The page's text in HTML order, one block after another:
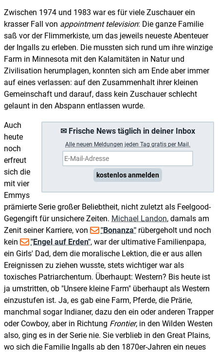
Zwischen 1974 und 1983 war es für viele Zuschauer ein
krasser Fall von appointment television: Die ganze Familie
saß vor der Flimmerkiste, um das jeweils neueste Abenteuer
der Ingalls zu erleben. Die mussten sich rund um ihre winzige
Farm in Minnesota mit den Kalamitäten in Natur und
Zivilisation herumplagen, konnten sich am Ende aber immer
auf eines verlassen: auf den Zusammenhalt ihrer kleinen
Gemeinschaft und darauf, dass kein Zuschauer schlecht
gelaunt in den Abspann entlassen wurde.
✉ Frische News täglich in deiner Inbox
Alle neuen Meldungen jeden Tag gratis per Mail.
kostenlos anmelden
Auch
heute
noch
erfreut
sich die
mit vier
Emmys
prämierte Serie großer Beliebtheit, nicht zuletzt als Feelgood-
Gegengift für unsichere Zeiten. Michael Landon, damals am
Zenit seiner Karriere, von
"Bonanza" rübergeholt und noch
kein
"Engel auf Erden", war der ultimative Familienpapa,
ein Girls' Dad, dem die moralische Lektion, die er aus allen
Ereignissen zu ziehen wusste, stets wichtiger war als
toxisches Patriarchentum. Überhaupt: Western? Bis heute ist
ja umstritten, ob "Unsere kleine Farm" überhaupt als Western
einzustufen ist. Ja, es gab eine Farm, Pferde, die Prärie,
manchmal sogar Indianer, dazu den ein oder anderen Trapper
oder Cowboy, aber in Richtung Frontier, in den Wilden Westen
also, ging es in der Serie nie. Sie verblieb in den Great Plains,
wo sich die Familie Ingalls ab den 1870er-Jahren ein neues